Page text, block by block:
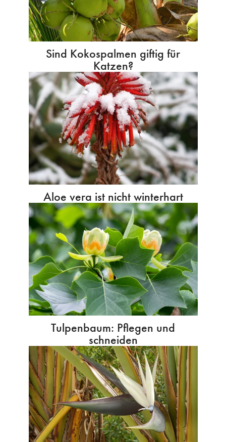
Sind Kokospalmen giftig für
Katzen?
Aloe vera ist nicht winterhart
Tulpenbaum: Pflegen und
schneiden